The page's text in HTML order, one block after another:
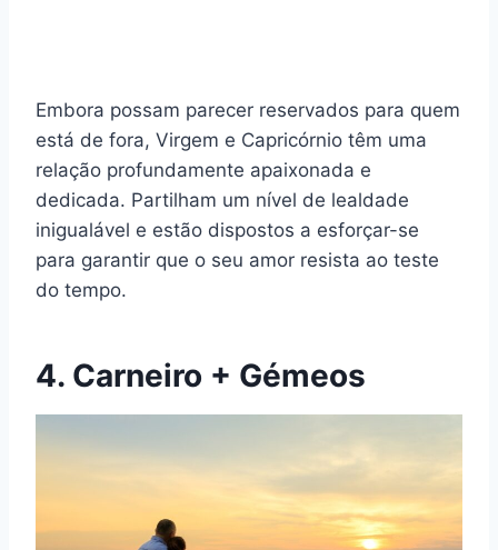
Embora possam parecer reservados para quem
está de fora, Virgem e Capricórnio têm uma
relação profundamente apaixonada e
dedicada. Partilham um nível de lealdade
inigualável e estão dispostos a esforçar-se
para garantir que o seu amor resista ao teste
do tempo.
4. Carneiro + Gémeos